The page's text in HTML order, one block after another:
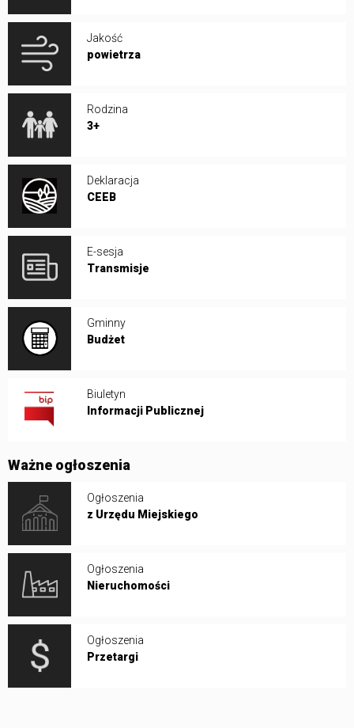
Jakość
powietrza
Rodzina
3+
Deklaracja
CEEB
E-sesja
Transmisje
Gminny
Budżet
Biuletyn
Informacji Publicznej
Ważne ogłoszenia
Ogłoszenia
z Urzędu Miejskiego
Ogłoszenia
Nieruchomości
Ogłoszenia
Przetargi